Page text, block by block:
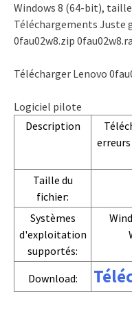
Windows 8 (64-bit),
Téléchargements Juste
0fau02w8.zip
Télécharger Lenovo
Logiciel pilote
Description
Taille du
fichier:
Systèmes
d'exploitation
supportés:
Download: